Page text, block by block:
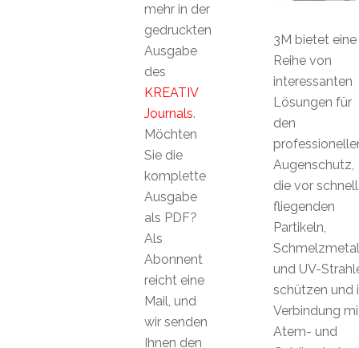
3M bietet eine
Reihe von
interessanten
Lösungen für
den
Augenschutz,
die vor schnell
fliegenden
Partikeln,
und UV-
schützen und
Verbindung
Atem- und
mehr in der
gedruckten
Ausgabe
des
KREATIV
Journals.
Möchten
Sie die
komplette
Ausgabe
als PDF?
Als
Abonnent
reicht eine
Mail, und
wir senden
Ihnen den